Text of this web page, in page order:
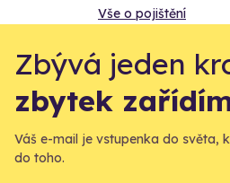
Vše o pojištění
Zbývá jeden
zbytek
Váš e-mail je vstupenka do světa,
do toho.